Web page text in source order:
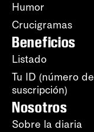
Humor
Crucigramas
Beneficios
Listado
Tu ID (número de
suscripción)
Nosotros
Sobre la diaria